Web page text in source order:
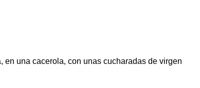
en una cacerola, con unas cucharadas de virgen